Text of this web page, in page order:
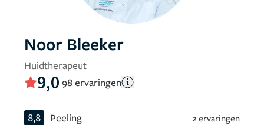
Noor Bleeker
Huidtherapeut
9,0 98 ervaringen
8,8 Peeling 2 ervaringen